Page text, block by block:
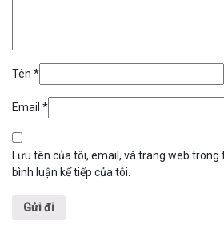
Tên *
Email *
Lưu tên của tôi, email, và trang web trong
bình luận kế tiếp của tôi.